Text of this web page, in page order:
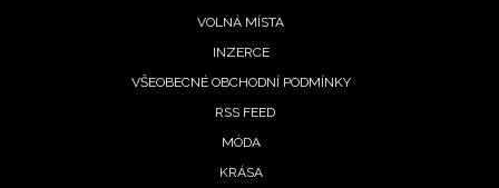
VOLNÁ MÍSTA
INZERCE
VŠEOBECNÉ OBCHODNÍ PODMÍNKY
RSS FEED
MÓDA
KRÁSA